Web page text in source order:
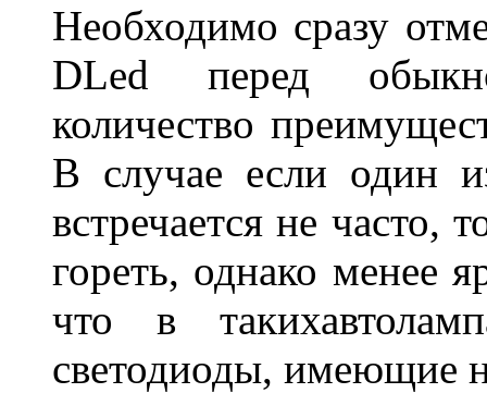
Необходимо сразу
DLed перед
количество
В случае если один
встречается не часто,
гореть, однако менее
что в
светодиоды, имеющие